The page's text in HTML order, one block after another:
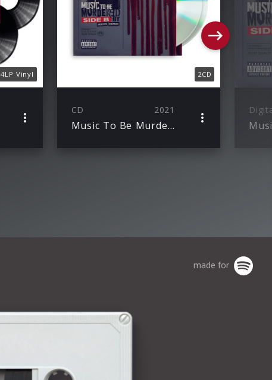
4LP Vinyl 2CD
CD 2021
Music To Be Murdered By – Side B (Deluxe Edition)